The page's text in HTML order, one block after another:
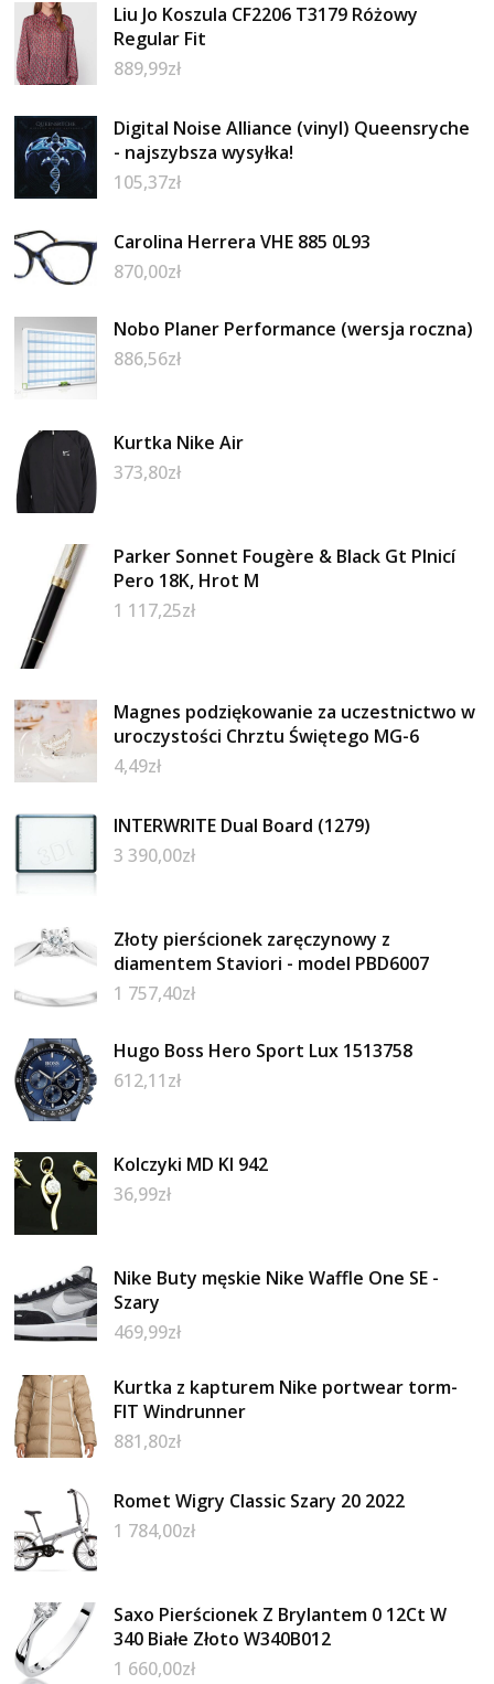
Liu Jo Koszula CF2206 T3179 Różowy
Regular Fit
889,99zł
Digital Noise Alliance (vinyl) Queensryche
- najszybsza wysyłka!
105,37zł
Carolina Herrera VHE 885 0L93
870,00zł
Nobo Planer Performance (wersja roczna)
886,56zł
Kurtka Nike Air
373,80zł
Parker Sonnet Fougère & Black Gt Plnicí
Pero 18K, Hrot M
1 117,25zł
Magnes podziękowanie za uczestnictwo w
uroczystości Chrztu Świętego MG-6
4,49zł
INTERWRITE Dual Board (1279)
3 390,00zł
Złoty pierścionek zaręczynowy z
diamentem Staviori - model PBD6007
1 757,40zł
Hugo Boss Hero Sport Lux 1513758
612,11zł
Kolczyki MD KI 942
36,99zł
Nike Buty męskie Nike Waffle One SE -
Szary
469,99zł
Kurtka z kapturem Nike portwear torm-
FIT Windrunner
881,80zł
Romet Wigry Classic Szary 20 2022
1 784,00zł
Saxo Pierścionek Z Brylantem 0 12Ct W
340 Białe Złoto W340B012
1 660,00zł